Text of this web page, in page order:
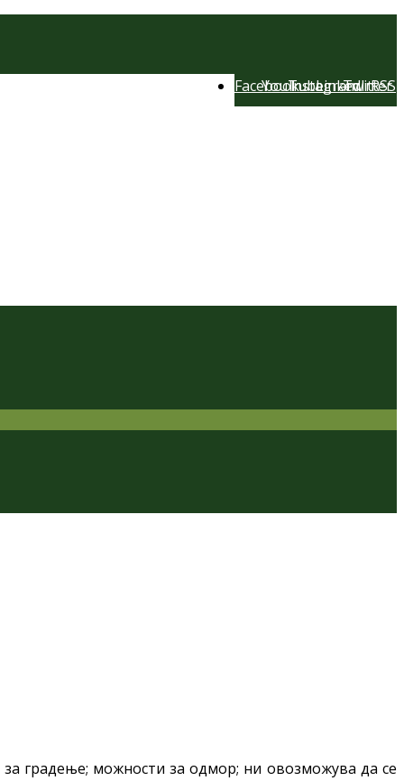
RSS
Twitter
LinkedIn
Instagram
YouTube
Facebook
градење; можности за одмор; ни овозможува да се